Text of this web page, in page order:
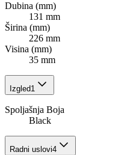
Dubina (mm)
131 mm
Širina (mm)
226 mm
Visina (mm)
35 mm
Izgled1
Spoljašnja Boja
Black
Radni uslovi4